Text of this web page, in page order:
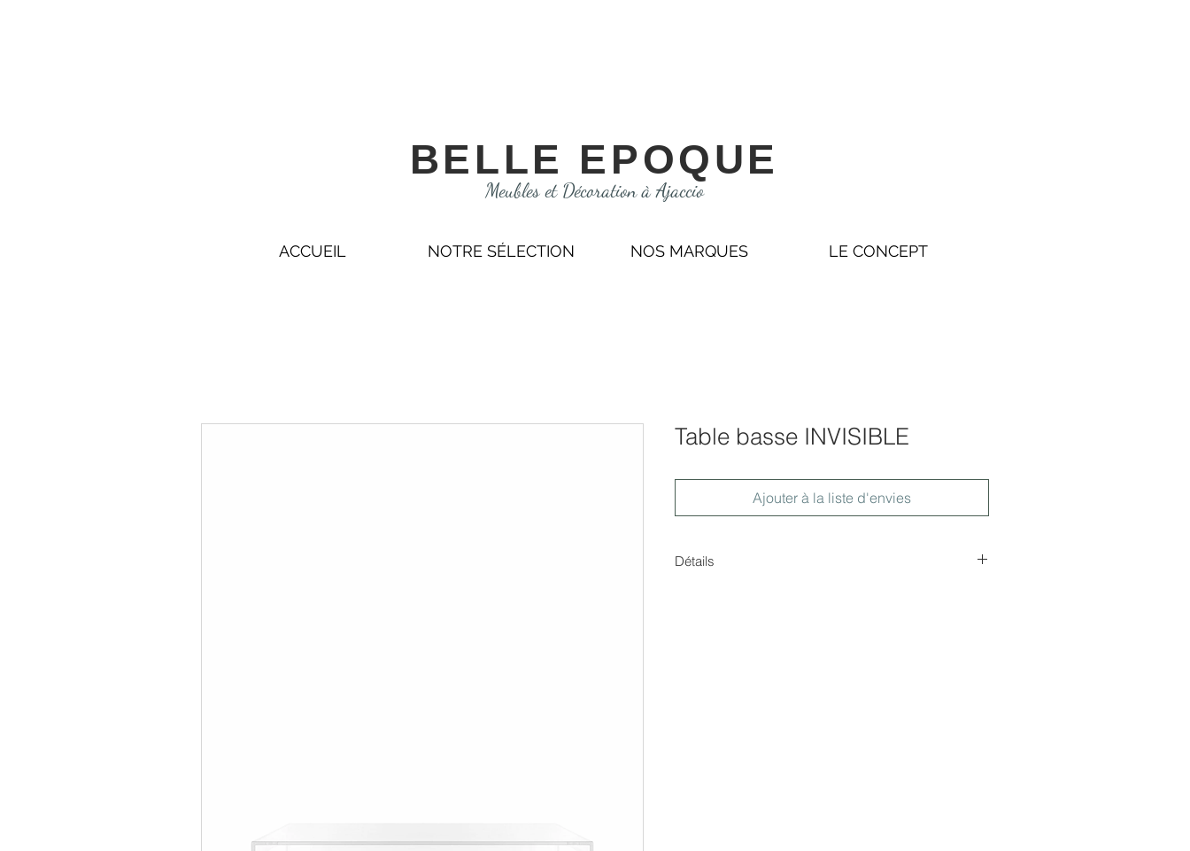
Table basse INVISIBLE
Ajouter à la liste d'envies
Détails
BELLE EPOQUE
ACCUEIL NOTRE SÉLECTION NOS MARQUES LE CONCEPT
Meubles et Décoration à Ajaccio